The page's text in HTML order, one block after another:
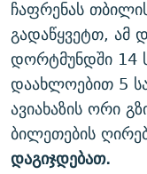
ჩაფრენას
გადაწყვეტთ, ამ
დორტმუნდში 14
დაახლოებით 5
ავიახაზის ორი
ბილეთების
დაგიჯდებათ.